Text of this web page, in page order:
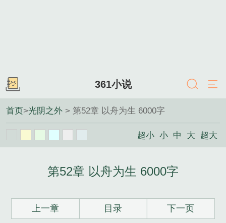
361小说
首页>光阴之外 > 第52章 以舟为生 6000字
超小 小 中 大 超大
第52章 以舟为生 6000字
上一章 目录 下一页